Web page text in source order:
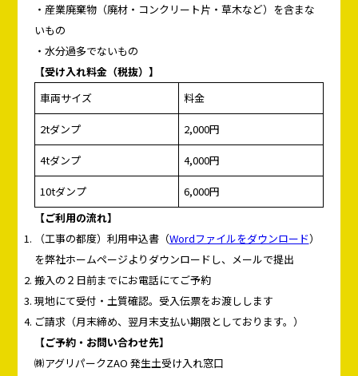
・産業廃棄物（廃材・コンクリート片・草木など）を含まな
いもの
・水分過多でないもの
【受け入れ料金（税抜）】
車両サイズ
料金
2tダンプ 2,000円
4tダンプ 4,000円
10tダンプ
6,000円
【ご利用の流れ】
（工事の都度）利用申込書（Wordファイルをダウンロード）
を弊社ホームページよりダウンロードし、メールで提出
搬入の２日前までにお電話にてご予約
現地にて受付・土質確認。受入伝票をお渡しします
ご請求（月末締め、翌月末支払い期限としております。）
【ご予約・お問い合わせ先】
㈱アグリパークZAO 発生土受け入れ窓口